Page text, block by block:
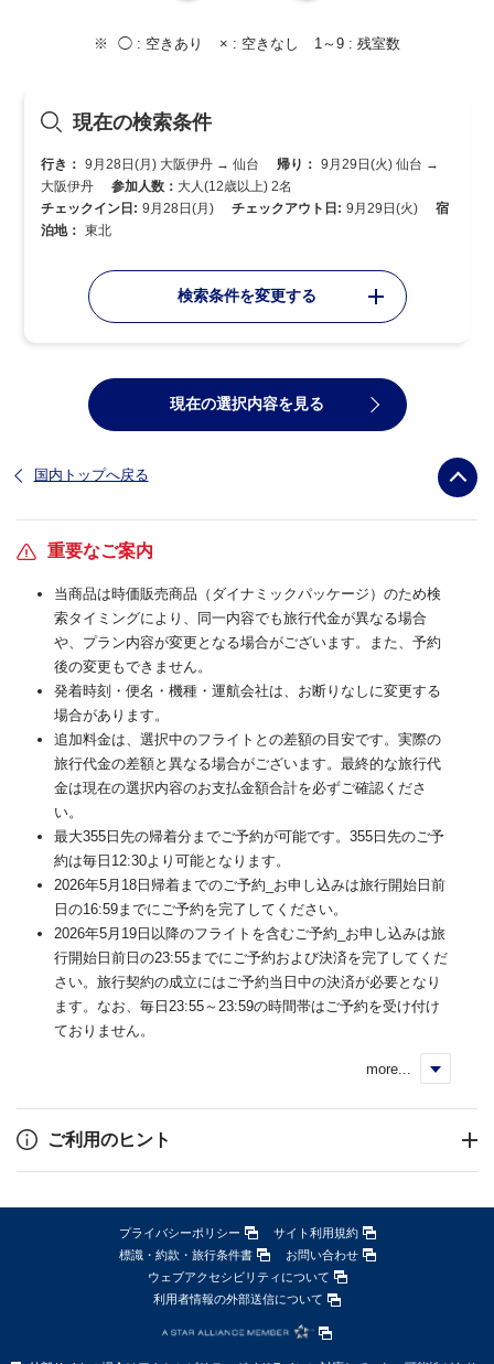
◯ : 空きあり × : 空きなし 1～9 : 残室数
現在の検索条件
行き： 9月28日(月) 大阪伊丹 → 仙台 帰り： 9月29日(火) 仙台 →
大阪伊丹
参加人数： 大人(12歳以上) 2名
チェックイン日: 9月28日(月) チェックアウト日: 9月29日(火)
宿
泊地： 東北
検索条件を変更する
現在の選択内容を見る
国内トップへ戻る
重要なご案内
当商品は時価販売商品（ダイナミックパッケージ）のため検
索タイミングにより、同一内容でも旅行代金が異なる場合
や、プラン内容が変更となる場合がございます。また、予約
後の変更もできません。
発着時刻・便名・機種・運航会社は、お断りなしに変更する
場合があります。
追加料金は、選択中のフライトとの差額の目安です。実際の
旅行代金の差額と異なる場合がございます。最終的な旅行代
金は現在の選択内容のお支払金額合計を必ずご確認くださ
い。
最大355日先の帰着分までご予約が可能です。355日先のご予
約は毎日12:30より可能となります。
2026年5月18日帰着までのご予約_お申し込みは旅行開始日前
日の16:59までにご予約を完了してください。
2026年5月19日以降のフライトを含むご予約_お申し込みは旅
行開始日前日の23:55までにご予約および決済を完了してくだ
さい。旅行契約の成立にはご予約当日中の決済が必要となり
ます。なお、毎日23:55～23:59の時間帯はご予約を受け付け
ておりません。
more...
ご利用のヒント
プライバシーポリシー
サイト利用規約
標識・約款・旅行条件書
お問い合わせ
ウェブアクセシビリティについて
利用者情報の外部送信について